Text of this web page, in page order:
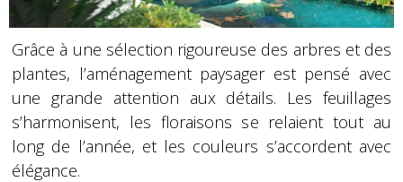
Grâce à une sélection rigoureuse des arbres et des
plantes, l’aménagement paysager est pensé avec
une grande attention aux détails. Les feuillages
s’harmonisent, les floraisons se relaient tout au
long de l’année, et les couleurs s’accordent avec
élégance.